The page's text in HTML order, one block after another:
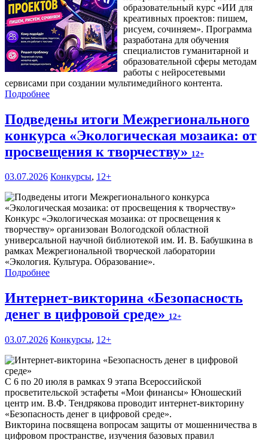
образовательный курс «ИИ для
креативных проектов: пишем,
рисуем, сочиняем». Программа
разработана для обучения
специалистов гуманитарной и
образовательной сферы методам
работы с нейросетевыми
сервисами при создании мультимедийного контента.
Подробнее
Подведены итоги Межрегионального
конкурса «Экологическая мозаика: от
просвещения к творчеству» 12+
03.07.2026 Конкурсы, 12+
Конкурс «Экологическая мозаика: от просвещения к
творчеству» организован Вологодской областной
универсальной научной библиотекой им. И. В. Бабушкина в
рамках Межрегиональной творческой лаборатории
«Экология. Культура. Образование».
Подробнее
Интернет-викторина «Безопасность
денег в цифровой среде» 12+
03.07.2026 Конкурсы, 12+
С 6 по 20 июля в рамках 9 этапа Всероссийской
просветительской эстафеты «Мои финансы» Юношеский
центр им. В.Ф. Тендрякова проводит интернет-викторину
«Безопасность денег в цифровой среде».
Викторина посвящена вопросам защиты от мошенничества в
цифровом пространстве, изучения базовых правил